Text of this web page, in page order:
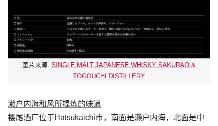
图片来源: SINGLE MALT JAPANESE WHISKY SAKURAO &
TOGOUCHI
DISTILLERY
濑户内海和风所提炼的味道
樱尾酒厂位于Hatsukaichi市，南面是濑户内海，北面是中